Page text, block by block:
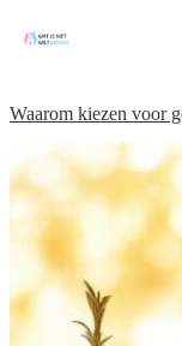
Waarom kiezen voor